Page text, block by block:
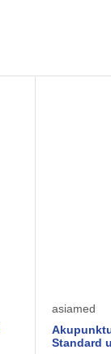
asiamed
Standard